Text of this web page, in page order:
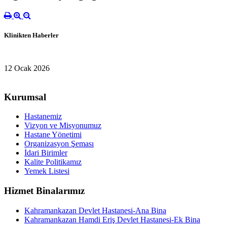
Klinikten Haberler
12 Ocak 2026
Kurumsal
Hastanemiz
Vizyon ve Misyonumuz
Hastane Yönetimi
Organizasyon Şeması
İdari Birimler
Kalite Politikamız
Yemek Listesi
Hizmet Binalarımız
Kahramankazan Devlet Hastanesi-Ana Bina
Kahramankazan Hamdi Eriş Devlet Hastanesi-Ek Bina